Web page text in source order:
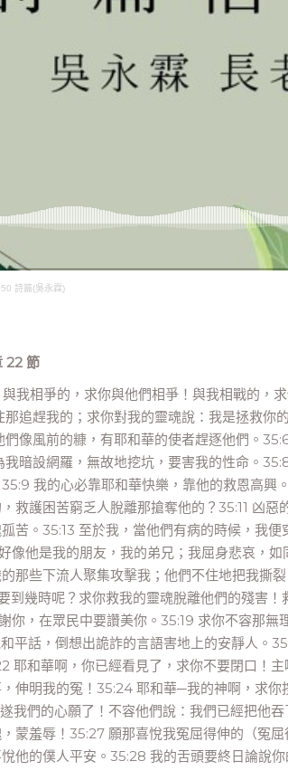
詩篇(吳永霖)
22 節
我相爭的，求你與他們相爭！與我相戰的，
追趕我的；求你對我的靈魂說：我是拯救你
像風前的糠，有耶和華的使者趕逐他們。
暗設網羅，無故地挖坑，要害我的性命。
我的心必靠耶和華快樂，靠他的救恩高興
救護困苦窮乏人脫離那搶奪他的？35:11 凶
苦。35:13 至於我，當他們有病的時候，我
像他是我的朋友，我的弟兄；我屈身悲哀，
那些下流人聚集攻擊我；他們不住地把我撕
到幾時呢？求你救我的靈魂脫離他們的殘害
你，在眾民中要讚美你。35:19 求你不容那無
平話，倒想出詭詐的言語害地上的安靜人。
耶和華啊，你已經看見了，求你不要閉口！
伸明我的冤！35:24 耶和華─我的神啊，求你
我們的心願了！不容他們說：我們已經把他
蒙羞辱！35:27 願那喜悅我冤屈得伸的（冤
他的僕人平安。35:28 我的舌頭要終日論說你